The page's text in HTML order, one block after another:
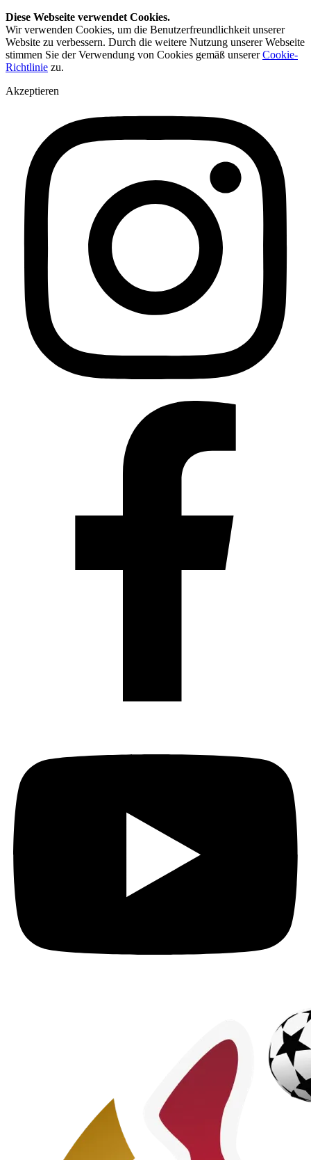
Diese Webseite verwendet Cookies.
Wir verwenden Cookies, um die Benutzerfreundlichkeit unserer
Website zu verbessern. Durch die weitere Nutzung unserer Webseite
stimmen Sie der Verwendung von Cookies gemäß unsererCookie-
Richtlinie zu.
Akzeptieren